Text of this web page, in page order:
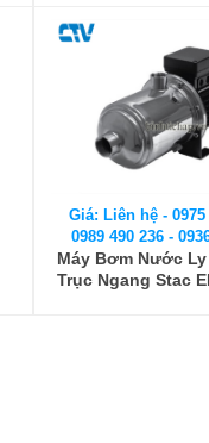
Giá: Liên hệ - 0975
0989 490 236 -
Máy Bơm Nước Ly
Trục Ngang Stac